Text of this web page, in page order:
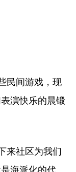
民间游戏，现
演快乐的晨锻
来社区为我们
海派化的代